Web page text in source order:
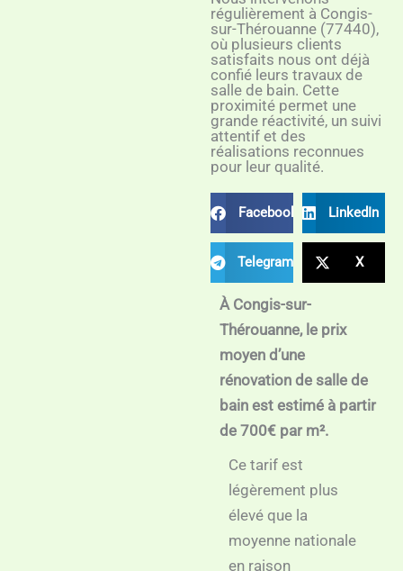
régulièrement à Congis-
sur-Thérouanne (77440),
où plusieurs clients
satisfaits nous ont déjà
confié leurs travaux de
salle de bain. Cette
proximité permet une
grande réactivité, un suivi
attentif et des
réalisations reconnues
pour leur qualité.
Facebook LinkedIn
Telegram X
À Congis-sur-
Thérouanne, le prix
moyen d’une
rénovation de salle de
bain est estimé à partir
de 700€ par m².
Ce tarif est
légèrement plus
élevé que la
moyenne nationale
en raison